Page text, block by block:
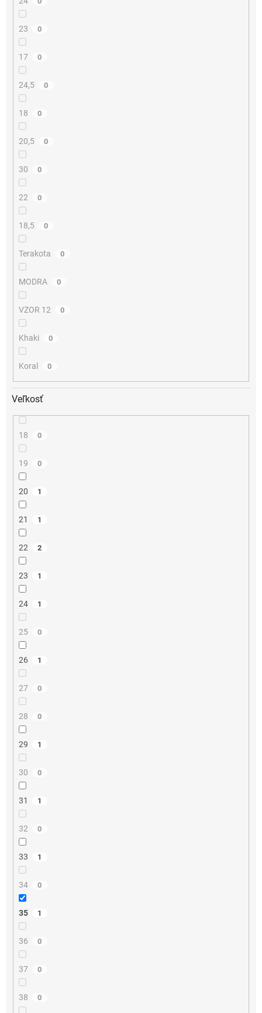
23 0
17 0
24,5 0
18 0
20,5 0
30 0
22 0
18,5 0
Terakota 0
MODRA 0
VZOR 12 0
Khaki 0
Koral 0
Veľkosť
18 0
19 0
20 1
21 1
22 2
23 1
24 1
25 0
26 1
27 0
28 0
29 1
30 0
31 1
32 0
33 1
34 0
35 1
36 0
37 0
38 0